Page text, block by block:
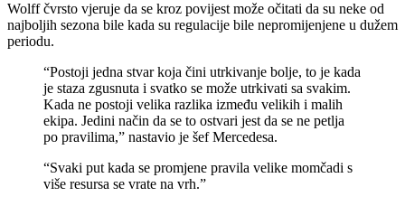
Wolff čvrsto vjeruje da se kroz povijest može očitati da su neke od
najboljih sezona bile kada su regulacije bile nepromijenjene u dužem
periodu.
“Postoji jedna stvar koja čini utrkivanje bolje, to je kada
je staza zgusnuta i svatko se može utrkivati sa svakim.
Kada ne postoji velika razlika između velikih i malih
ekipa. Jedini način da se to ostvari jest da se ne petlja
po pravilima,” nastavio je šef Mercedesa.
“Svaki put kada se promjene pravila velike momčadi s
više resursa se vrate na vrh.”